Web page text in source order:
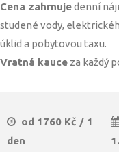
Cena zahrnujedenní
studené vody,
úklid a pobytovou taxu.
Vratná kauce za každý
od 1760 Kč / 1
den